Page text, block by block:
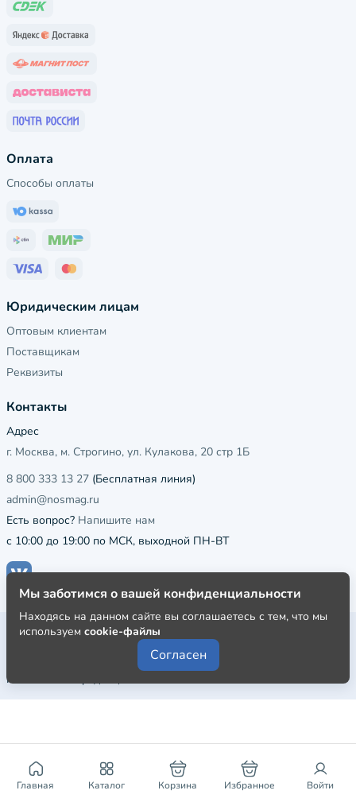
Главная Каталог Корзина Избранное Войти
Оплата
Способы оплаты
Юридическим лицам
Оптовым клиентам
Поставщикам
Реквизиты
Контакты
Адрес
г. Москва, м. Строгино, ул. Кулакова, 20 стр 1Б
8 800 333 13 27 (Бесплатная линия)
admin@nosmag.ru
Есть вопрос? Напишите нам
с 10:00 до 19:00 по МСК, выходной ПН-ВТ
Публичная оферта
Пользовательское соглашение
Политика конфиденциальности
Мы заботимся о вашей конфиденциальности
Находясь на данном сайте вы соглашаетесь с тем, что мы
используем cookie-файлы
Согласен